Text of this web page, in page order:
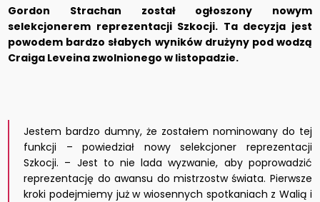
Gordon Strachan został ogłoszony nowym
selekcjonerem reprezentacji Szkocji. Ta decyzja jest
powodem bardzo słabych wyników drużyny pod wodzą
Craiga Leveina zwolnionego w listopadzie.
Jestem bardzo dumny, że zostałem nominowany do tej
funkcji – powiedział nowy selekcjoner reprezentacji
Szkocji. – Jest to nie lada wyzwanie, aby poprowadzić
reprezentację do awansu do mistrzostw świata. Pierwsze
kroki podejmiemy już w wiosennych spotkaniach z Walią i